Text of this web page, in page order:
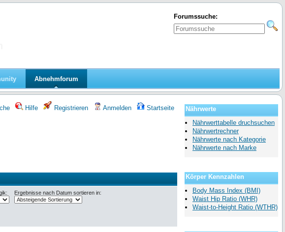
Forumssuche:
Abnehmforum
Hilfe Registrieren Anmelden Startseite
Ergebnisse nach Datum sortieren in:
Nährwerte
Nährwerttabelle druchsuchen
Nährwertrechner
Nährwerte nach Kategorie
Nährwerte nach Marke
Körper Kennzahlen
Body Mass Index (BMI)
Waist Hip Ratio (WHR)
Waist-to-Height Ratio (WTHR)